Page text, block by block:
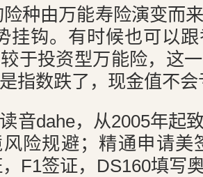
种由万能寿险演变而
挂钩。有时候也可以
于投资型万能险，这
指数跌了，现金值不会
音dahe，从2005年起
险规避；精通申请美
F1签证，DS160填写